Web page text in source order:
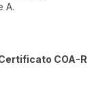
A.
COA-R